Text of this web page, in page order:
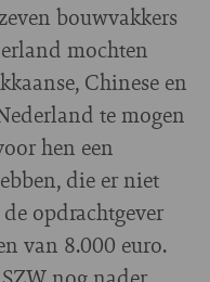
bouwvakkers
mochten
Chinese en
te mogen
hen een
die er niet
opdrachtgever
van 8.000 euro.